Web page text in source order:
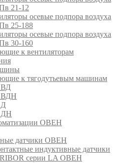
21-12
осевые подпора воздуха
25-188
осевые подпора воздуха
30-160
к вентиляторам
к тягодутьевым машинам
ВД
ВДН
Д
ДН
ОВЕН
датчики ОВЕН
индуктивные датчики
серии LA ОВЕН